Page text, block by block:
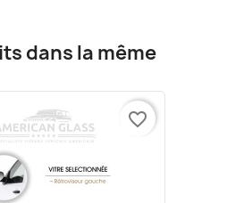
dans la même
favorite_border